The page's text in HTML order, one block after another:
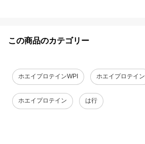
この商品のカテゴリー
ホエイプロテインWPI ホエイプロテイン
ホエイプロテイン は行